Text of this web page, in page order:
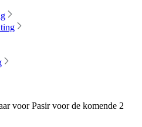
voor Pasir voor de komende 2